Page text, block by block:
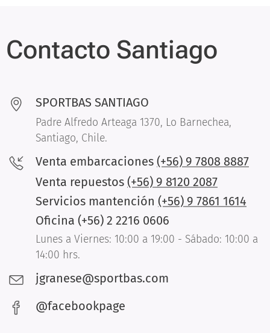
Contacto Santiago
SPORTBAS SANTIAGO
Padre Alfredo Arteaga 1370, Lo Barnechea,
Santiago, Chile.
Venta embarcaciones (+56) 9 7808 8887
Venta repuestos (+56) 9 8120 2087
Servicios mantención (+56) 9 7861 1614
Oficina (+56) 2 2216 0606
Lunes a Viernes: 10:00 a 19:00 - Sábado: 10:00 a
14:00 hrs.
jgranese@sportbas.com
@facebookpage